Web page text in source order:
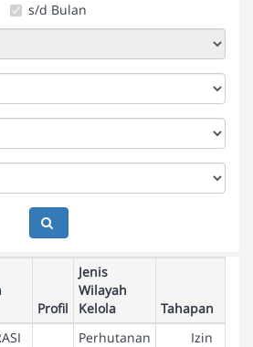
s/d Bulan
Profil
Jenis
Wilayah
Kelola
Tahapan
Perhutanan
Izin